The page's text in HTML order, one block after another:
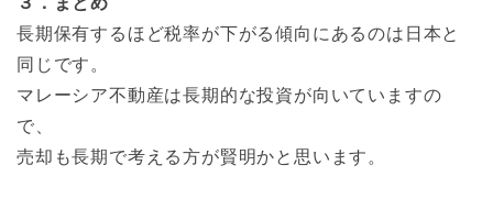
長期保有するほど税率が下がる傾向にあるのは日本と
同じです。
マレーシア不動産は長期的な投資が向いていますの
で、
売却も長期で考える方が賢明かと思います。